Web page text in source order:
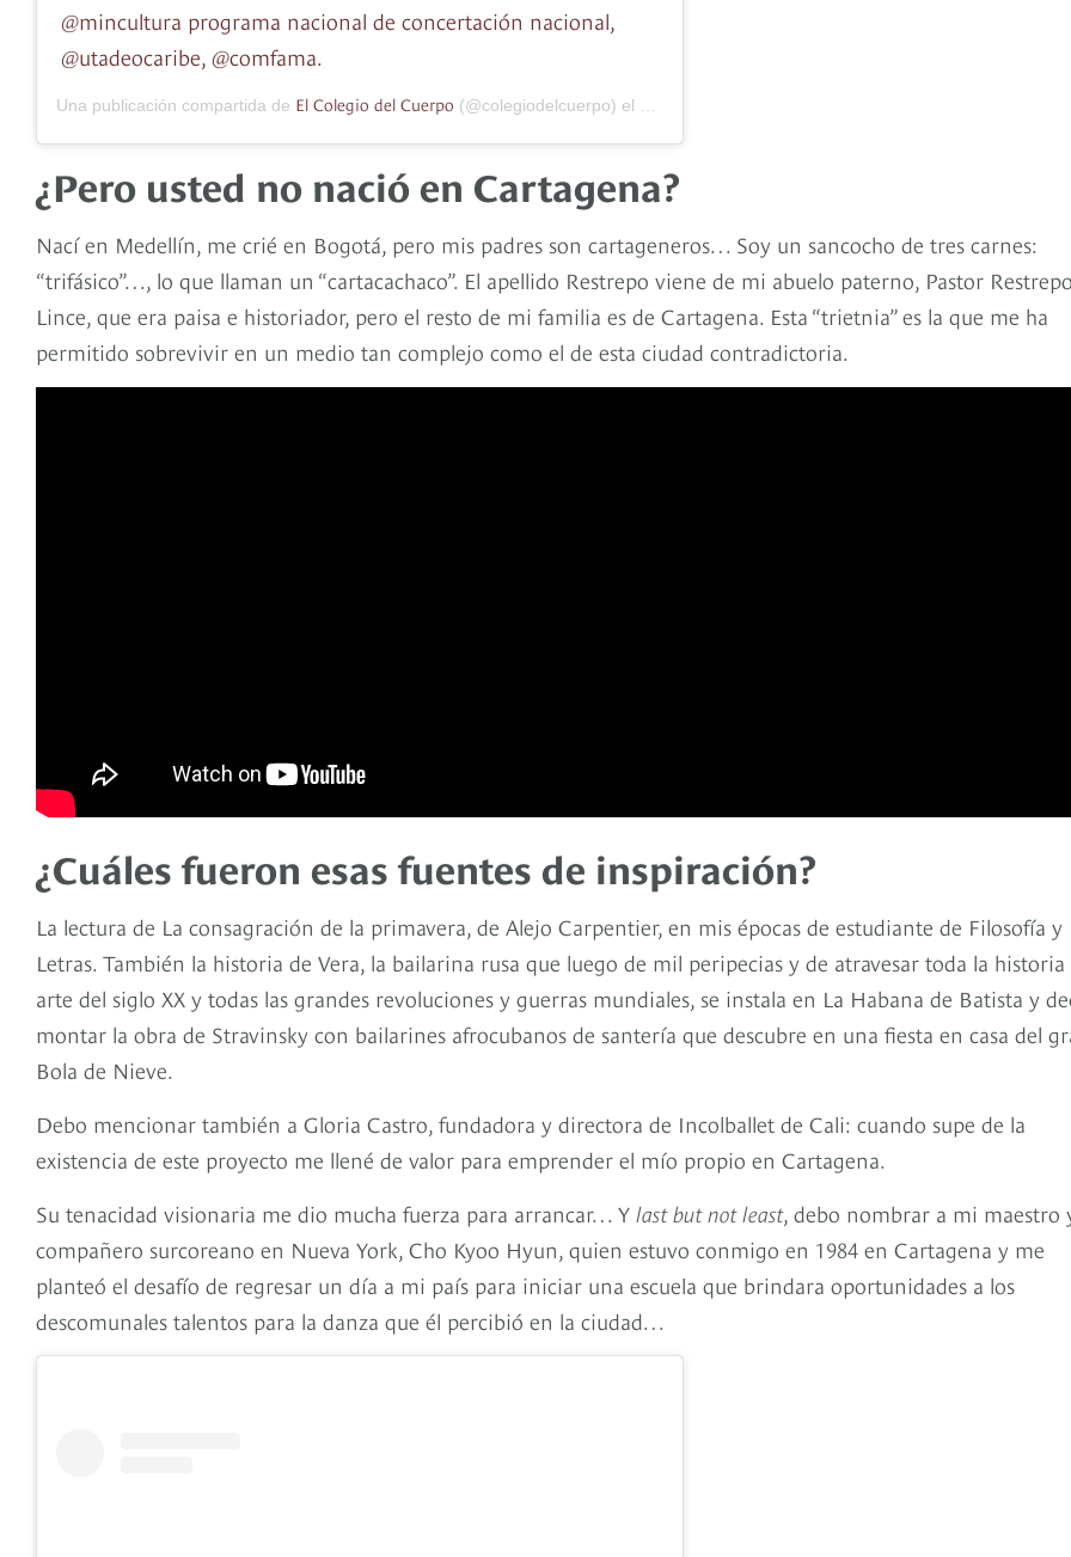
@mincultura programa nacional de concertación nacional,
@utadeocaribe, @comfama.
Una publicación compartida de El Colegio del Cuerpo (@colegiodelcuerpo) el
¿Pero usted no nació en Cartagena?
Nací en Medellín, me crié en Bogotá, pero mis padres son cartageneros… Soy un sancocho de tres carnes:
“trifásico”…, lo que llaman un “cartacachaco”. El apellido Restrepo viene de mi abuelo paterno, Pastor Restrepo
Lince, que era paisa e historiador, pero el resto de mi familia es de Cartagena. Esta “trietnia” es la que me ha
permitido sobrevivir en un medio tan complejo como el de esta ciudad contradictoria.
¿Cuáles fueron esas fuentes de inspiración?
La lectura de La consagración de la primavera, de Alejo Carpentier, en mis épocas de estudiante de Filosofía y
Letras. También la historia de Vera, la bailarina rusa que luego de mil peripecias y de atravesar toda la historia
arte del siglo XX y todas las grandes revoluciones y guerras mundiales, se instala en La Habana de Batista y
montar la obra de Stravinsky con bailarines afrocubanos de santería que descubre en una fiesta en casa del
Bola de Nieve.
Debo mencionar también a Gloria Castro, fundadora y directora de Incolballet de Cali: cuando supe de la
existencia de este proyecto me llené de valor para emprender el mío propio en Cartagena.
Su tenacidad visionaria me dio mucha fuerza para arrancar… Y last but not least, debo nombrar a mi maestro
compañero surcoreano en Nueva York, Cho Kyoo Hyun, quien estuvo conmigo en 1984 en Cartagena y me
planteó el desafío de regresar un día a mi país para iniciar una escuela que brindara oportunidades a los
descomunales talentos para la danza que él percibió en la ciudad…